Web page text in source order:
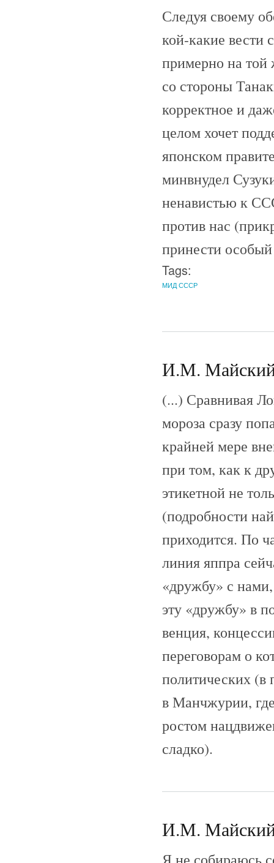
Следуя своему
кой-какие
примерно на той
со стороны
корректное и
целом хочет
японском
минвнудел
ненавистью к
против нас
принести
Tags:
МИД СССР
И.М. Майский
(...) Сравнивая
мороза сразу
крайней мере
при том, как к
этикетной не
(подробности
приходится. По
линия яппра
«дружбу» с нами,
эту «дружбу» в
венция,
переговорам о
политических (в
в Манчжурии,
ростом
сладко).
И.М. Майский